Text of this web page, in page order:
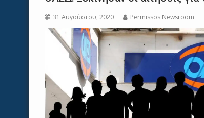
31 Αυγούστου, 2020 Permissos Newsroom